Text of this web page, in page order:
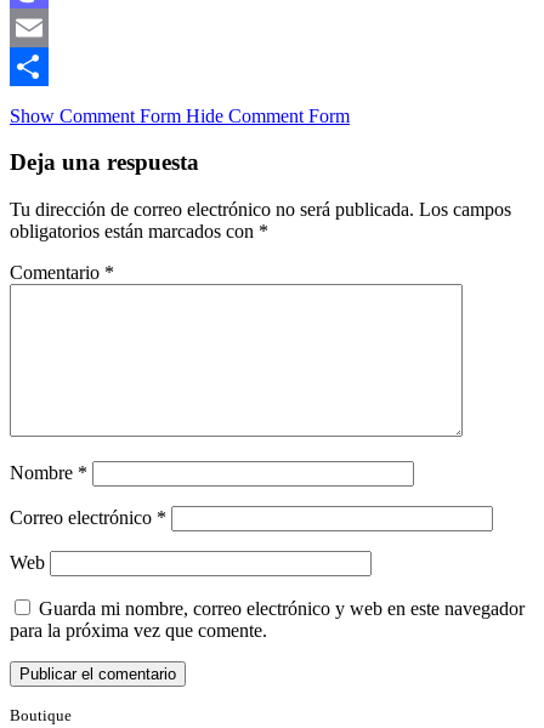
Mastodon
Email
Compartir
Show Comment Form Hide Comment Form
Deja una respuesta
Tu dirección de correo electrónico no será publicada. Los campos
obligatorios están marcados con *
Comentario *
Nombre *
Correo electrónico *
Web
Guarda mi nombre, correo electrónico y web en este navegador
para la próxima vez que comente.
Boutique